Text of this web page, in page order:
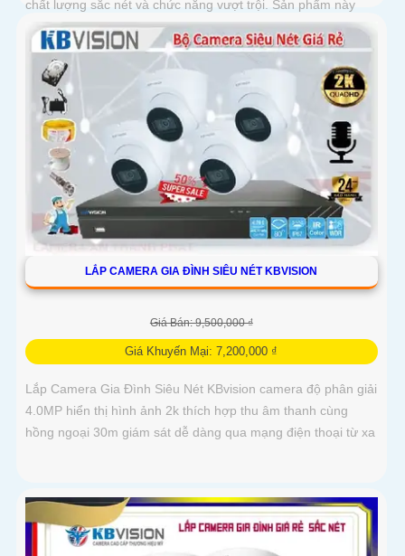
chất lượng sắc nét và chức năng vượt trội. Sản phẩm này
không chỉ đảm bảo hình ảnh rõ nét mà còn tích hợp chức
năng thu âm tiên nghi, hỗ trợ việc giám sát một cách toàn
diện và chính xác hơn
LẮP CAMERA GIA ĐÌNH SIÊU NÉT KBVISION
Giá Bán: 9,500,000 ₫
Giá Khuyến Mại: 7,200,000 ₫
Lắp Camera Gia Đình Siêu Nét KBvision camera độ phân giải
4.0MP hiển thị hình ảnh 2k thích hợp thu âm thanh cùng
hồng ngoại 30m giám sát dễ dàng qua mạng điện thoại từ xa